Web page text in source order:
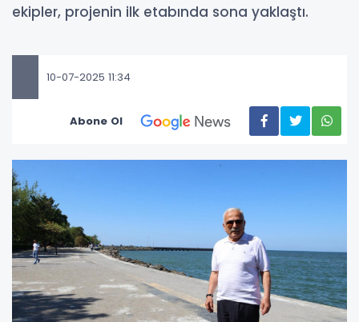
ekipler, projenin ilk etabında sona yaklaştı.
10-07-2025 11:34
Abone Ol